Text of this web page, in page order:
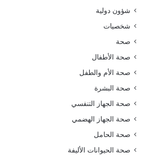
شؤون دولية
شخصيات
صحة
صحة الأطفال
صحة الأم والطفل
صحة البشرة
صحة الجهاز التنفسي
صحة الجهاز الهضمي
صحة الحامل
صحة الحيوانات الأليفة